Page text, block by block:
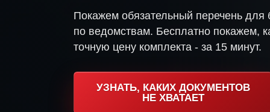
Покажем обязательный перечень
по ведомствам. Бесплатно покажем,
точную цену комплекта - за 15 минут.
УЗНАТЬ, КАКИХ ДОКУМЕНТОВ
НЕ ХВАТАЕТ